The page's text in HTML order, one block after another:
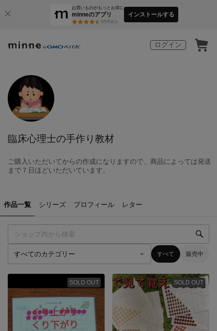
お買いものがもっとお得に
minneのアプリ
3万件以上
インストールする
ログイン
臨床心理士の手作り教材
ご購入いただいてからの作成になりますので、商品によっては発送
まで７日ほどいただいています。
作品一覧 シリーズ プロフィール レター
すべて 販売中
SOLD OUT SOLD OUT